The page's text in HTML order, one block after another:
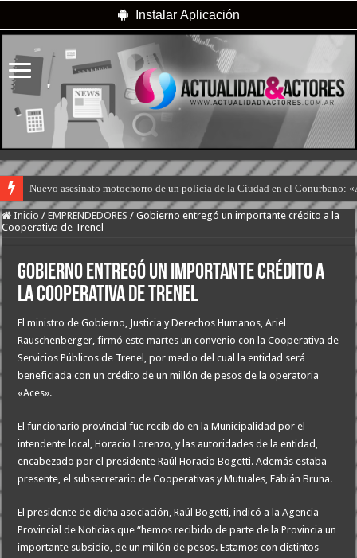
Instalar Aplicación
Nuevo asesinato motochorro de un policía de la Ciudad en el Conurbano:
Inicio / EMPRENDEDORES / Gobierno entregó un importante crédito a la
Cooperativa de Trenel
Gobierno entregó un importante crédito a
la Cooperativa de Trenel
El ministro de Gobierno, Justicia y Derechos Humanos, Ariel
Rauschenberger, firmó este martes un convenio con la Cooperativa de
Servicios Públicos de Trenel, por medio del cual la entidad será
beneficiada con un crédito de un millón de pesos de la operatoria
«Aces».
El funcionario provincial fue recibido en la Municipalidad por el
intendente local, Horacio Lorenzo, y las autoridades de la entidad,
encabezado por el presidente Raúl Horacio Bogetti. Además estaba
presente, el subsecretario de Cooperativas y Mutuales, Fabián Bruna.
El presidente de dicha asociación, Raúl Bogetti, indicó a la Agencia
Provincial de Noticias que “hemos recibido de parte de la Provincia un
importante subsidio, de un millón de pesos. Estamos con distintos